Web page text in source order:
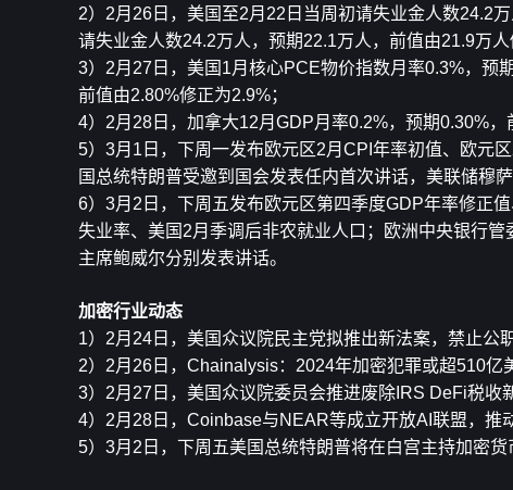
2）2月26日，美国至2月22日当周初请失业金人数24.2
请失业金人数24.2万人，预期22.1万人，前值由21.9万人
3）2月27日，美国1月核心PCE物价指数月率0.3%，预
前值由2.80%修正为2.9%；
4）2月28日，加拿大12月GDP月率0.2%，预期0.30%，
5）3月1日，下周一发布欧元区2月CPI年率初值、欧元
国总统特朗普受邀到国会发表任内首次讲话，美联储穆
6）3月2日，下周五发布欧元区第四季度GDP年率修正
失业率、美国2月季调后非农就业人口；欧洲中央银行
主席鲍威尔分别发表讲话。
加密行业动态
1）2月24日，美国众议院民主党拟推出新法案，禁止公
2）2月26日，Chainalysis：2024年加密犯罪或超510亿
3）2月27日，美国众议院委员会推进废除IRS DeFi税收
4）2月28日，Coinbase与NEAR等成立开放AI联盟，推
5）3月2日，下周五美国总统特朗普将在白宫主持加密货